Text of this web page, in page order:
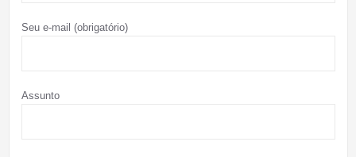
Seu e-mail (obrigatório)
Assunto